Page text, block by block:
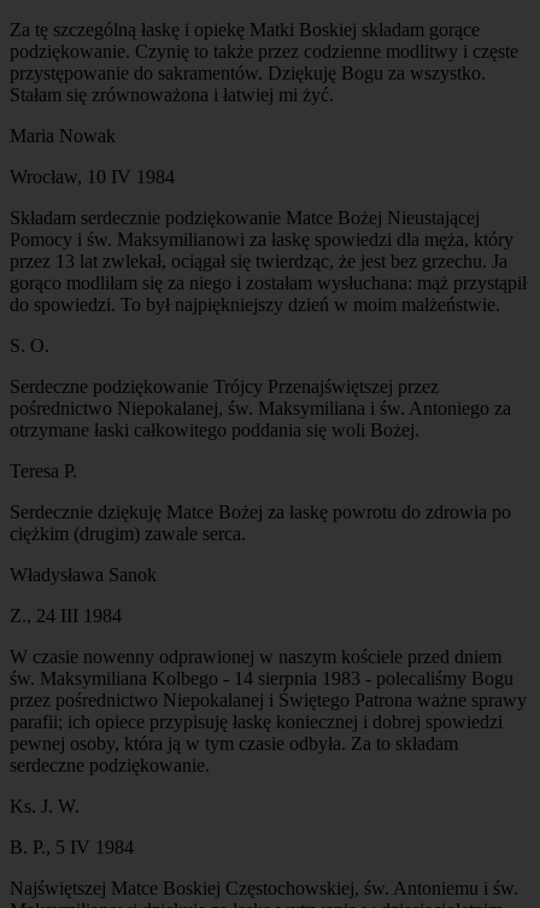
Za tę szczególną łaskę i opiekę Matki Boskiej składam gorące
podziękowanie. Czynię to także przez codzienne modlitwy i częste
przystępowanie do sakramentów. Dziękuję Bogu za wszystko.
Stałam się zrównoważona i łatwiej mi żyć.
Maria Nowak
Wrocław, 10 IV 1984
Składam serdecznie podziękowanie Matce Bożej Nieustającej
Pomocy i św. Maksymilianowi za łaskę spowiedzi dla męża, który
przez 13 lat zwlekał, ociągał się twierdząc, że jest bez grzechu. Ja
gorąco modliłam się za niego i zostałam wysłuchana: mąż przystąpił
do spowiedzi. To był najpiękniejszy dzień w moim małżeństwie.
S. O.
Serdeczne podziękowanie Trójcy Przenajświętszej przez
pośrednictwo Niepokalanej, św. Maksymiliana i św. Antoniego za
otrzymane łaski całkowitego poddania się woli Bożej.
Teresa P.
Serdecznie dziękuję Matce Bożej za łaskę powrotu do zdrowia po
ciężkim (drugim) zawale serca.
Władysława Sanok
Z., 24 III 1984
W czasie nowenny odprawionej w naszym kościele przed dniem
św. Maksymiliana Kolbego - 14 sierpnia 1983 - polecaliśmy Bogu
przez pośrednictwo Niepokalanej i Świętego Patrona ważne sprawy
parafii; ich opiece przypisuję łaskę koniecznej i dobrej spowiedzi
pewnej osoby, która ją w tym czasie odbyła. Za to składam
serdeczne podziękowanie.
Ks. J. W.
B. P., 5 IV 1984
Najświętszej Matce Boskiej Częstochowskiej, św. Antoniemu i św.